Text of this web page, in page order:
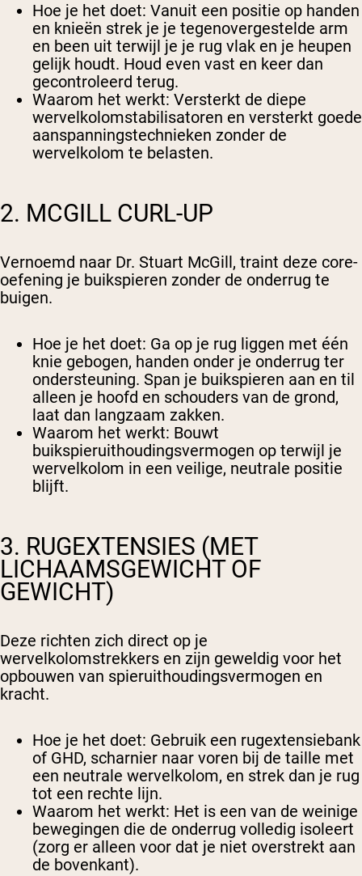
Hoe je het doet: Vanuit een positie op handen
en knieën strek je je tegenovergestelde arm
en been uit terwijl je je rug vlak en je heupen
gelijk houdt. Houd even vast en keer dan
gecontroleerd terug.
Waarom het werkt: Versterkt de diepe
wervelkolomstabilisatoren en versterkt goede
aanspanningstechnieken zonder de
wervelkolom te belasten.
2. MCGILL CURL-UP
Vernoemd naar Dr. Stuart McGill, traint deze core-
oefening je buikspieren zonder de onderrug te
buigen.
Hoe je het doet: Ga op je rug liggen met één
knie gebogen, handen onder je onderrug ter
ondersteuning. Span je buikspieren aan en til
alleen je hoofd en schouders van de grond,
laat dan langzaam zakken.
Waarom het werkt: Bouwt
buikspieruithoudingsvermogen op terwijl je
wervelkolom in een veilige, neutrale positie
blijft.
3. RUGEXTENSIES (MET
LICHAAMSGEWICHT OF
GEWICHT)
Deze richten zich direct op je
wervelkolomstrekkers en zijn geweldig voor het
opbouwen van spieruithoudingsvermogen en
kracht.
Hoe je het doet: Gebruik een rugextensiebank
of GHD, scharnier naar voren bij de taille met
een neutrale wervelkolom, en strek dan je rug
tot een rechte lijn.
Waarom het werkt: Het is een van de weinige
bewegingen die de onderrug volledig isoleert
(zorg er alleen voor dat je niet overstrekt aan
de bovenkant).